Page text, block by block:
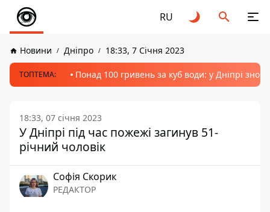
RU
Новини Дніпро 18:33, 7 Січня 2023
ТОПТЕМА: Понад 100 гривень за куб води: у Дніпрі
18:33, 07 січня 2023
У Дніпрі під час пожежі загинув 51-
річний чоловік
Софія Скорик
РЕДАКТОР